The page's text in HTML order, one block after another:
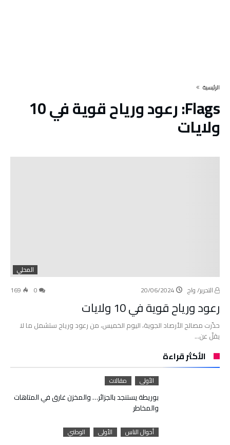
‫الرئيسية‬
Flags: رعود ورياح قوية في 10
ولايات
المحلي
التحرير/ واج
20/06/2024
169
رعود ورياح قوية في 10 ولايات
حذّرت مصالح الأرصاد الجوية، اليوم الخميس، من رعود ورياح ستشمل ما لا
يقلّ عن…
الأكثر قراءة
الأولى مقالات
بوريطة يستنجد بالجزائر… والمخزن غارق في المتاهات
والمخاطر
أحوال الناس الأولى الوطني